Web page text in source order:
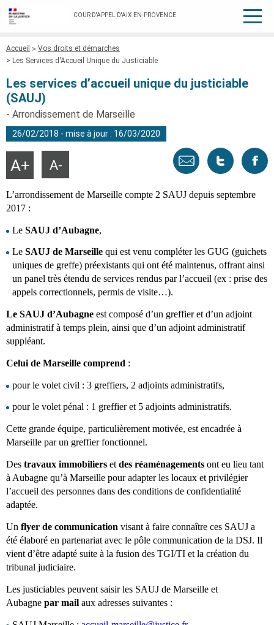
COUR D'APPEL D'AIX-EN-PROVENCE
Fil
d'Ariane
Accueil
Vos droits et démarches
Les Services d'Accueil Unique du Justiciable
Les services d’accueil unique du justiciable
(SAUJ)
- Arrondissement de Marseille
26/02/2018 - mise à jour : 16/03/2020
Envoyer Tweeter
Agrandir
taille
du
texte
Réduire
du
texte
L’arrondissement de Marseille compte 2 SAUJ depuis septembre
2017 :
Le SAUJ d’Aubagne,
Le SAUJ de Marseille qui est venu compléter les GUG (guichets
uniques de greffe) préexistants qui ont été maintenus, offrant ainsi
un panel très étendu de services rendus par l’accueil (ex : prise des
appels correctionnels, permis de visite…).
Le SAUJ d’Aubagne est composé d’un greffier et d’un adjoint
administratif à temps plein, ainsi que d’un adjoint administratif
suppléant.
Celui de Marseille comprend :
pour le volet civil : 3 greffiers, 2 adjoints administratifs,
pour le volet pénal : 1 greffier et 5 adjoints administratifs.
Cette grande équipe, particulièrement motivée, est encadrée à
Marseille par un greffier fonctionnel.
Des travaux immobiliers et des réaménagements ont eu lieu tant
à Aubagne qu’à Marseille pour adapter les locaux et privilégier
l’accueil des personnes dans des conditions de confidentialité
adaptée.
Un flyer de communication visant à faire connaître ces SAUJ a
été élaboré en partenariat avec le pôle communication de la DSJ. Il
vient d’être adapté suite à la fusion des TGI/TI et la création du
tribunal judiciaire.
Les justiciables peuvent saisir les SAUJ de Marseille et
Aubagne par mail aux adresses suivantes :